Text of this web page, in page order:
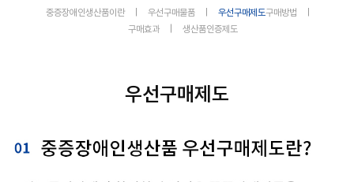
중증장애인생산품이란 우선구매물품 우선구매제도구매방법
구매효과
생산품인증제도
우선구매제도